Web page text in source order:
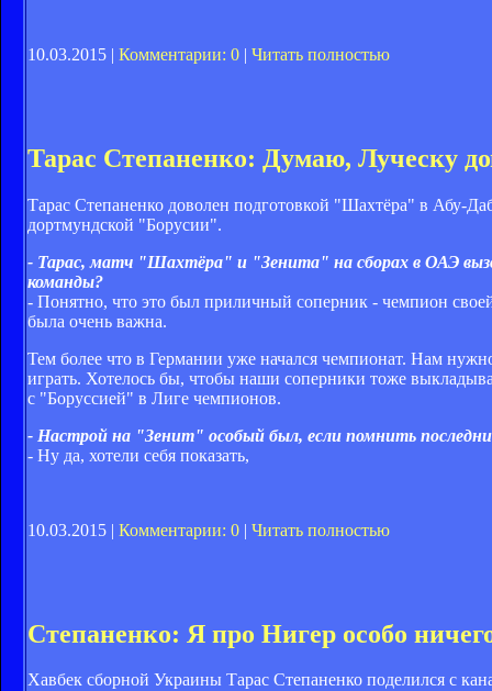
10.03.2015 | Комментарии: 0 | Читать полностью
Тарас Степаненко: Думаю, Луческу
Тарас Степаненко доволен подготовкой "Шахтёра" в Абу-
дортмундской "Борусии".
- Тарас, матч "Шахтёра" и "Зенита" на сборах в ОАЭ
команды?
- Понятно, что это был приличный соперник - чемпион
была очень важна.
Тем более что в Германии уже начался чемпионат. Нам
играть. Хотелось бы, чтобы наши соперники тоже
с "Боруссией" в Лиге чемпионов.
- Настрой на "Зенит" особый был, если помнить
- Ну да, хотели себя показать,
10.03.2015 | Комментарии: 0 | Читать полностью
Степаненко: Я про Нигер особо
Хавбек сборной Украины Тарас Степаненко поделился с